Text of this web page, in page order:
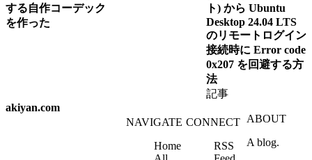
する自作コーデック
を作った
ト) から Ubuntu
Desktop 24.04 LTS
のリモートログイン
接続時に Error code
0x207 を回避する方
法
記事
akiyan.com
NAVIGATE
Home
CONNECT
RSS
ABOUT
A blog.